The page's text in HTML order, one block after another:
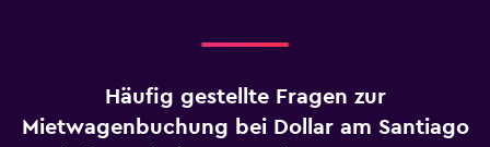
Häufig gestellte Fragen zur
Mietwagenbuchung bei Dollar am Santiago